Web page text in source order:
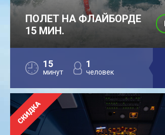
ПОЛЕТ НА ФЛАЙБОРДЕ
15 МИН.
15
минут
1
человек